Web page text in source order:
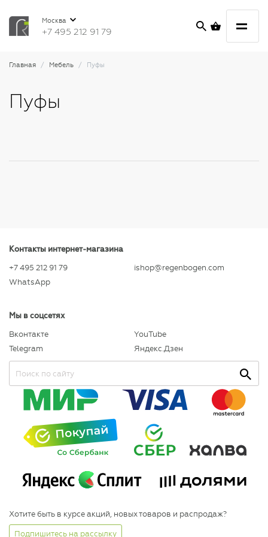
Москва
+7 495 212 91 79
Главная Мебель Пуфы
Пуфы
Контакты интернет-магазина
+7 495 212 91 79
WhatsApp
ishop@regenbogen.com
Мы в соцсетях
Вконтакте
Telegram
YouTube
Яндекс.Дзен
Хотите быть в курсе акций, новых товаров и распродаж?
Подпишитесь на рассылку